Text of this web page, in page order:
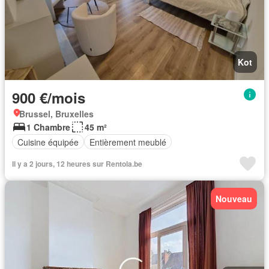
Kot
900 €/mois
Brussel, Bruxelles
1 Chambre
45 m²
Cuisine équipée
Entièrement meublé
Il y a 2 jours, 12 heures sur Rentola.be
Nouveau